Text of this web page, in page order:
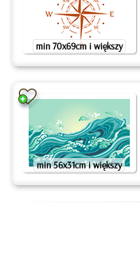
min 70x69cm i większy
min 56x31cm i większy